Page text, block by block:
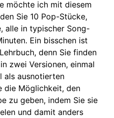
möchte ich mit diesem
Sie 10 Pop-Stücke,
alle in typischer Song-
Ein bisschen ist
denn Sie finden
zwei Versionen, einmal
als ausnotierten
die Möglichkeit, den
zu geben, indem Sie sie
und damit anders